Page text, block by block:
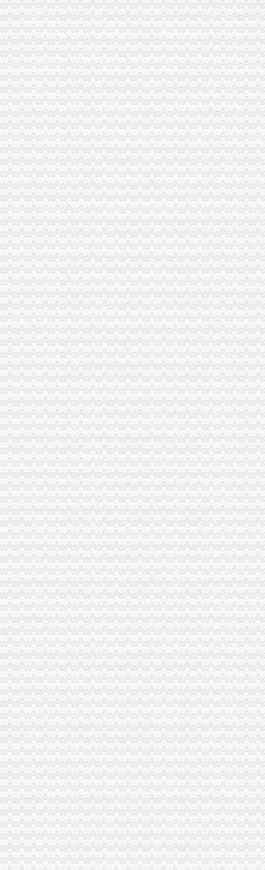
免费注册目标通行证|免费注册目标一号通
软件免费注册登录-Focusky动画演示大师官网
免费注册
1-1免费注册有赞开店_在线观看
qq申请号码免费注册的地址_图文教程_教程_2345软件教程（多
免费域名,免费顶级域名,域名注册免费,免费TK域名,免费ML域
【优惠升级】学教育网师/执业师面授班全面免费注册即可预约
存100送100【起凡免费注册送会员】手游棋牌注册送可提现